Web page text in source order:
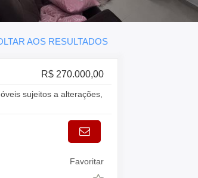
AOS RESULTADOS
R$ 270.000,00
sujeitos a alterações,
Favoritar